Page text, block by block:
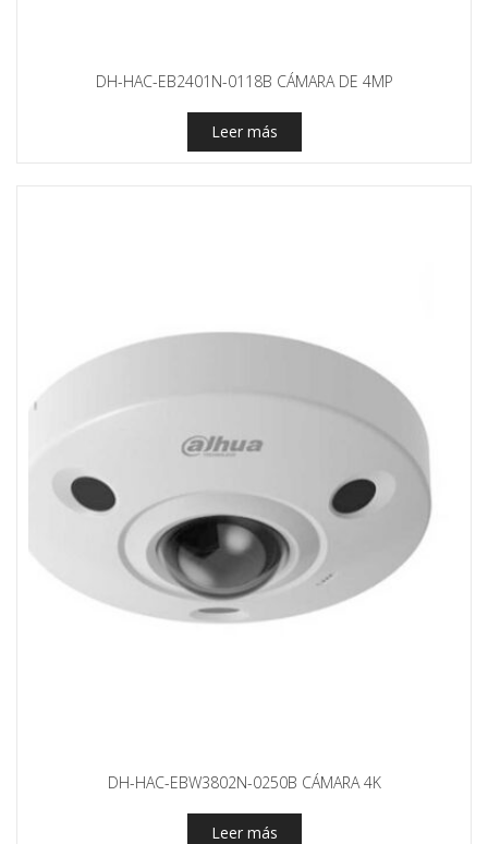
DH-HAC-EB2401N-0118B CÁMARA DE 4MP
Leer más
DH-HAC-EBW3802N-0250B CÁMARA 4K
Leer más